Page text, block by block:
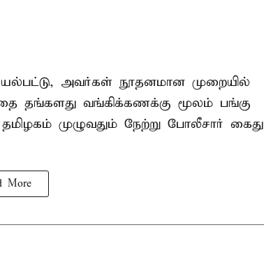
அவர்கள் நூதனமான முறையில்
வங்கிக்கணக்கு மூலம் பங்கு
முழுவதும் நேற்று போலீசார் கைது
More